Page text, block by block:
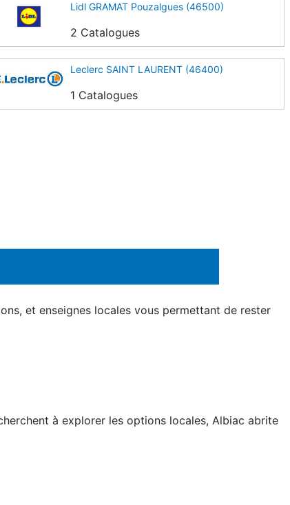
Lidl GRAMAT Pouzalgues (46500)
2 Catalogues
Leclerc SAINT LAURENT (46400)
1 Catalogues
et enseignes locales vous permettant de rester
à explorer les options locales, Albiac abrite